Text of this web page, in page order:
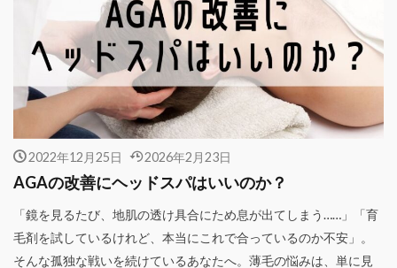
2022年12月25日 2026年2月23日
AGAの改善にヘッドスパはいいのか？
「鏡を見るたび、地肌の透け具合にため息が出てしまう……」「育
毛剤を試しているけれど、本当にこれで合っているのか不安」。
そんな孤独な戦いを続けているあなたへ。薄毛の悩みは、単に見